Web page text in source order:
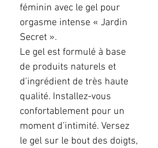
féminin avec le gel pour
orgasme intense « Jardin
Secret ».
Le gel est formulé à base
de produits naturels et
d’ingrédient de très haute
qualité. Installez-vous
confortablement pour un
moment d’intimité. Versez
le gel sur le bout des doigts,